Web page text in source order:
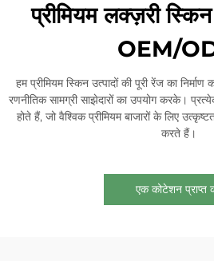
प्रीमियम लक्ज़री
OEM/
हम प्रीमियम स्किन उत्पादों की पूरी रेंज का
रणनीतिक सामग्री साझेदारों का उपयोग करके।
होते हैं, जो वैश्विक प्रीमियम बाजारों के लिए
करते हैं।
एक कोटेशन प्राप्त